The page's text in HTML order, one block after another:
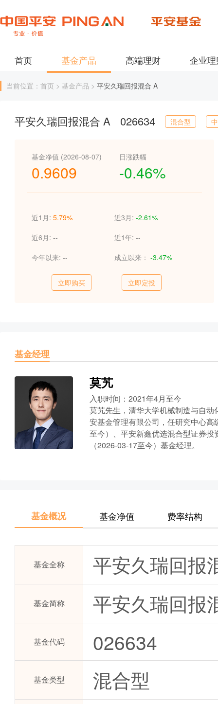
首页 基金产品 高端理财 企业
当前位置：首页 > 基金产品 > 平安久瑞回报混合 A
平安久瑞回报混合 A 026634 混合型
基金净值 (2026-08-07)
0.9609
日涨跌幅
-0.46%
近1月: 5.79% 近3月: -2.61%
近6月: -- 近1年: --
今年以来: -- 成立以来： -3.47%
立即购买 立即定投
基金经理
莫艽
入职时间：2021年4月至今
莫艽先生，清华大学机械制造与自
安基金管理有限公司，任研究中心
至今）、平安新鑫优选混合型证券
（2026-03-17至今）基金经理。
基金概况 基金净值 费率结构
基金全称 平安久瑞回报
基金简称 平安久瑞回报
基金代码 026634
基金类型 混合型